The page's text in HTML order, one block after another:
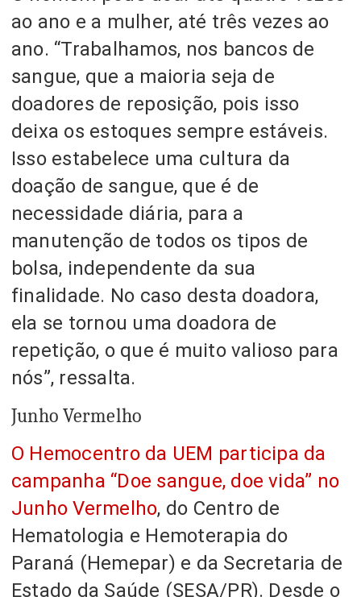
ao ano e a mulher, até três vezes ao
ano. “Trabalhamos, nos bancos de
sangue, que a maioria seja de
doadores de reposição, pois isso
deixa os estoques sempre estáveis.
Isso estabelece uma cultura da
doação de sangue, que é de
necessidade diária, para a
manutenção de todos os tipos de
bolsa, independente da sua
finalidade. No caso desta doadora,
ela se tornou uma doadora de
repetição, o que é muito valioso para
nós”, ressalta.
Junho Vermelho
O Hemocentro da UEM participa da
campanha “Doe sangue, doe vida” no
Junho Vermelho, do Centro de
Hematologia e Hemoterapia do
Paraná (Hemepar) e da Secretaria de
Estado da Saúde (SESA/PR). Desde o